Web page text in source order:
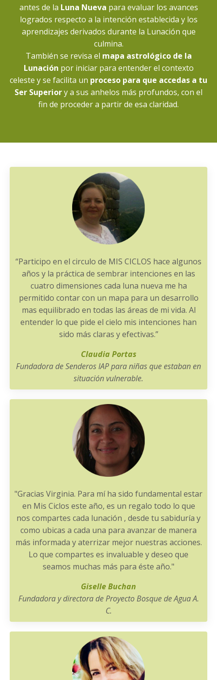
antes de la Luna Nueva para evaluar los avances
logrados respecto a la intención establecida y los
aprendizajes derivados durante la Lunación que
culmina.
También se revisa el mapa astrológico de la
Lunación por iniciar para entender el contexto
celeste y se facilita un proceso para que accedas a tu
Ser Superiory a sus anhelos más profundos, con el
fin de proceder a partir de esa claridad.
“Participo en el circulo de MIS CICLOS hace algunos
años y la práctica de sembrar intenciones en las
cuatro dimensiones cada luna nueva me ha
permitido contar con un mapa para un desarrollo
mas equilibrado en todas las áreas de mi vida. Al
entender lo que pide el cielo mis intenciones han
sido más claras y efectivas.”
Claudia Portas
Fundadora de Senderos IAP para niñas que estaban en
situación vulnerable.
"Gracias Virginia. Para mí ha sido fundamental estar
en Mis Ciclos este año, es un regalo todo lo que
nos compartes cada lunación , desde tu sabiduría y
como ubicas a cada una para avanzar de manera
más informada y aterrizar mejor nuestras acciones.
Lo que compartes es invaluable y deseo que
seamos muchas más para éste año."
Giselle Buchan
Fundadora y directora de Proyecto Bosque de Agua A.
C.